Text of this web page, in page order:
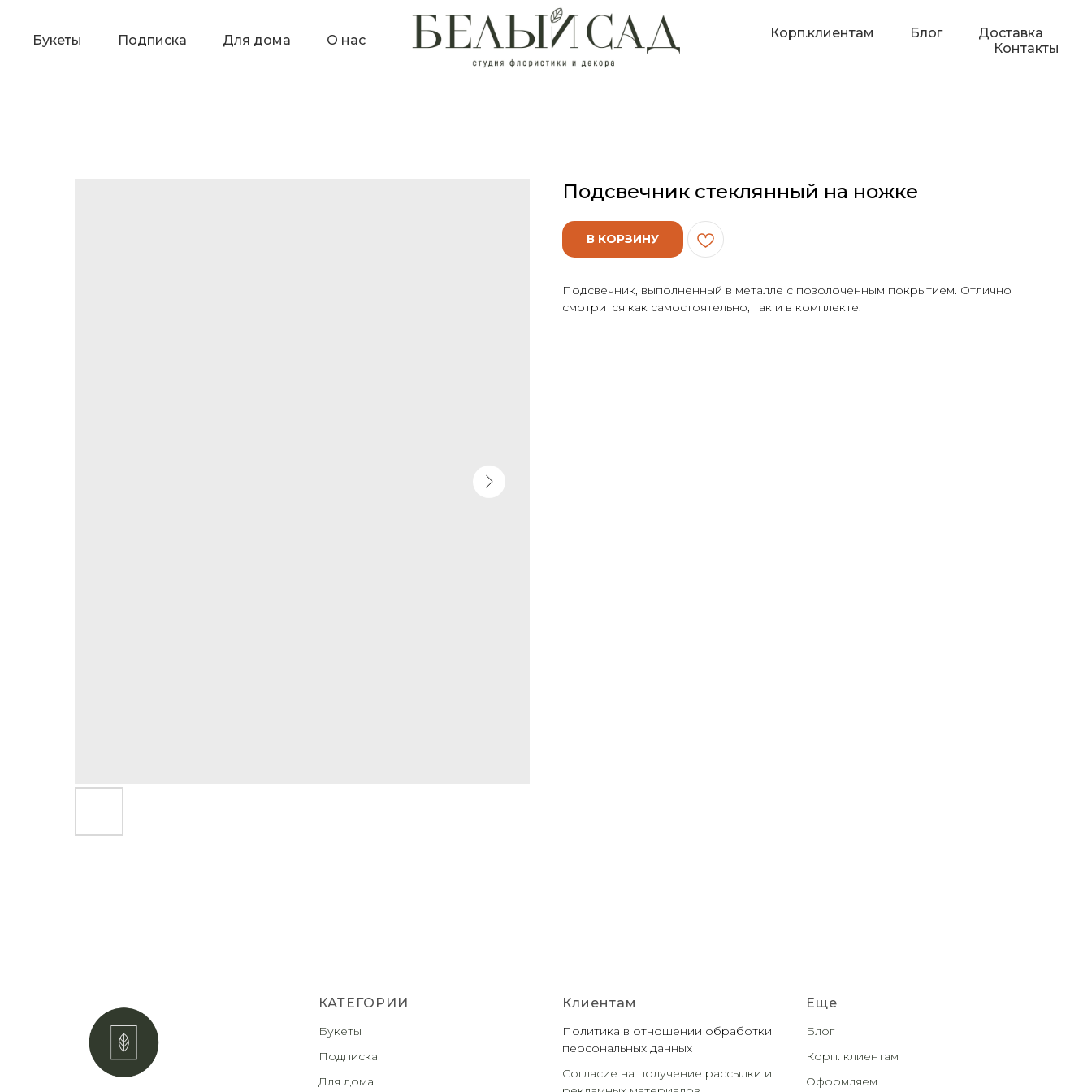
Букеты Подписка Для дома О нас Корп.клиентам Блог
Доставка
Контакты
Подсвечник стеклянный на ножке
В КОРЗИНУ
Подсвечник, выполненный в металле с позолоченным покрытием. Отлично
смотрится как самостоятельно, так и в комплекте.
КАТЕГОРИИ
Букеты
Подписка
Для дома
Клиентам
Политика в отношении обработки
персональных данных
Согласие на получение рассылки и
Еще
Блог
Корп. клиентам
Оформляем